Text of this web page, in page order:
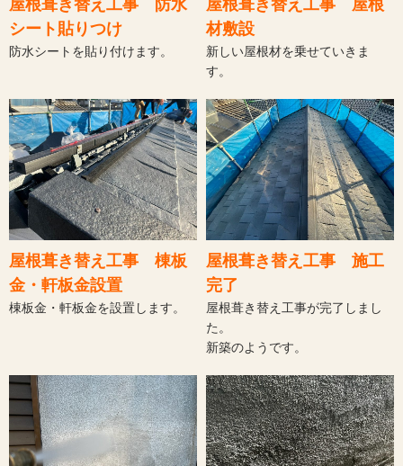
屋根葺き替え工事 防水
シート貼りつけ
防水シートを貼り付けます。
屋根葺き替え工事 屋根
材敷設
新しい屋根材を乗せていきま
す。
屋根葺き替え工事 棟板
金・軒板金設置
棟板金・軒板金を設置します。
屋根葺き替え工事 施工
完了
屋根葺き替え工事が完了しまし
た。
新築のようです。